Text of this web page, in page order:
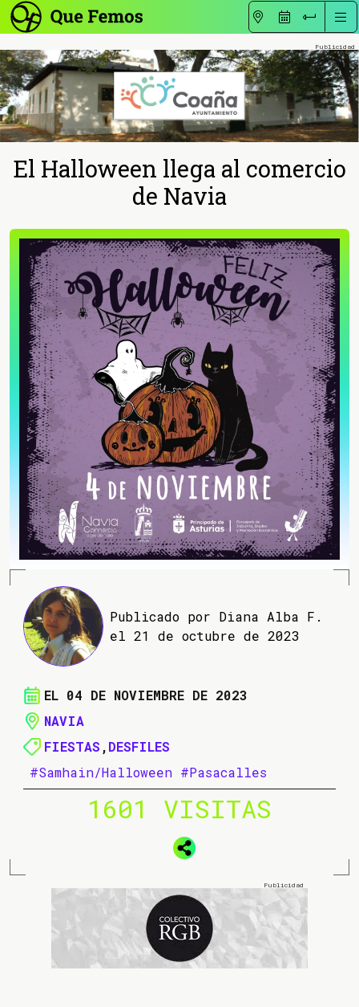
El Halloween llega al comercio
de Navia
Publicado por Diana Alba F.
el 21 de octubre de 2023
EL 04 DE NOVIEMBRE DE 2023
NAVIA
FIESTAS ,DESFILES
#Samhain/Halloween #Pasacalles
1601 VISITAS